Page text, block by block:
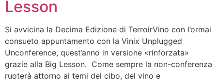
Lesson
Si avvicina la Decima Edizione di TerroirVino con l’ormai
consueto appuntamento con la Vinix Unplugged
Unconference, quest’anno in versione «rinforzata»
grazie alla Big Lesson. Come sempre la non-conferenza
ruoterà attorno ai temi del cibo, del vino e